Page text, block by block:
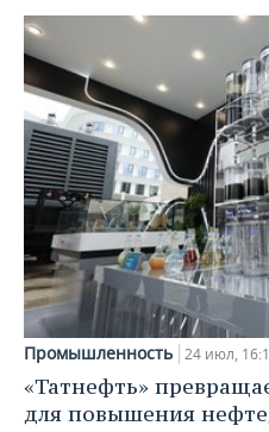
Промышленность 24 июл,
«Татнефть»
для повышения